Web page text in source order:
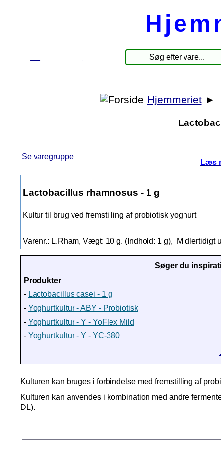
Hjemmeriet ►
Se varegruppe
Læs
Lactobacillus rhamnosus - 1 g
Kultur til brug ved fremstilling af probiotisk yoghurt
Varenr.: L.Rham, Vægt: 10 g. (Indhold: 1 g), Midlertidigt
Søger du
Produkter
- Lactobacillus casei - 1 g
- Yoghurtkultur - ABY - Probiotisk
- Yoghurtkultur - Y - YoFlex Mild
- Yoghurtkultur - Y - YC-380
Kulturen kan bruges i forbindelse med fremstilling af
Kulturen kan anvendes i kombination med andre
DL).